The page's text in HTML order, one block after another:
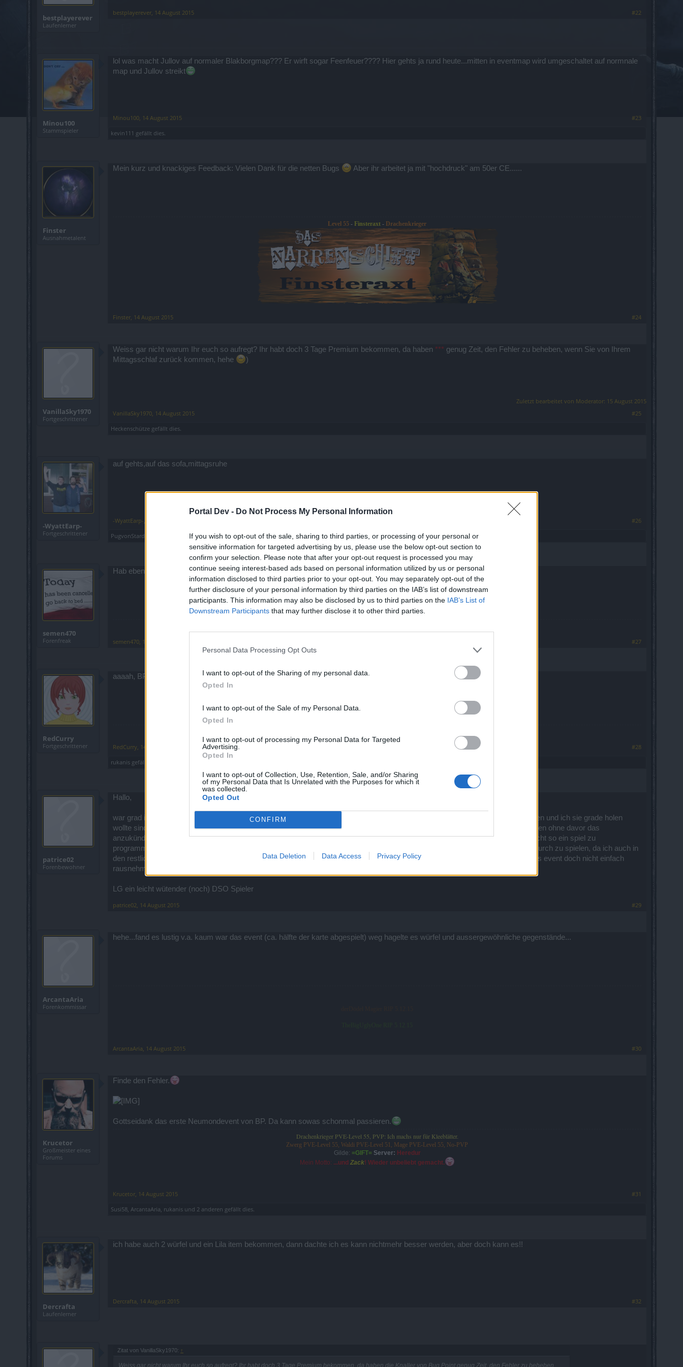
Portal Dev - Do Not Process My Personal Information
If you wish to opt-out of the sale, sharing to third parties, or processing of your personal or
sensitive information for targeted advertising by us, please use the below opt-out section to
confirm your selection. Please note that after your opt-out request is processed you may
continue seeing interest-based ads based on personal information utilized by us or personal
information disclosed to third parties prior to your opt-out. You may separately opt-out of the
further disclosure of your personal information by third parties on the IAB’s list of downstream
participants. This information may also be disclosed by us to third parties on the IAB’s List of
Downstream Participants that may further disclose it to other third parties.
Personal Data Processing Opt Outs
I want to opt-out of the Sharing of my personal data.
Opted In
I want to opt-out of the Sale of my Personal Data.
Opted In
I want to opt-out of processing my Personal Data for Targeted
Advertising.
Opted In
I want to opt-out of Collection, Use, Retention, Sale, and/or Sharing
of my Personal Data that Is Unrelated with the Purposes for which it
was collected.
Opted Out
CONFIRM
Data Deletion Data Access Privacy Policy
bestplayerever
Laufenlerner
bestplayerever, 14 August 2015 #22
Minou100
Stammspieler
lol was macht Jullov auf normaler Blakborgmap??? Er wirft sogar Feenfeuer???? Hier gehts ja rund heute...mitten in eventmap wird umgeschaltet auf normnale
map und Jullov streikt
Minou100, 14 August 2015
#23
kevin111 gefällt dies.
Finster
Ausnahmetalent
Mein kurz und knackiges Feedback: Vielen Dank für die netten Bugs Aber ihr arbeitet ja mit "hochdruck" am 50er CE......
Level 55 - Finsteraxt - Drachenkrieger
Finster, 14 August 2015 #24
VanillaSky1970
Fortgeschrittener
Weiss gar nicht warum Ihr euch so aufregt? Ihr habt doch 3 Tage Premium bekommen, da haben *** genug Zeit, den Fehler zu beheben, wenn Sie von Ihrem
Mittagsschlaf zurück kommen, hehe
)
Zuletzt bearbeitet von Moderator: 15 August 2015
VanillaSky1970, 14 August 2015
#25
Heckenschütze gefällt dies.
-WyattEarp-
Fortgeschrittener
auf gehts,auf das sofa,mittagsruhe
-WyattEarp-,
#26
PugvonStardock
semen470
Forenfreak
Hab ebenso die Anzeige, dass ich bereits 256/1600 habe aber dafür gibts n smiley von mir
semen470, 14 August 2015 #27
RedCurry
Fortgeschrittener
aaaah, BP macht sicher ab Freitag Mittag schon Wochenende, oder? Mal sehen, wann das gefixt ist
RedCurry, 14 August 2015
#28
rukanis gefällt dies.
patrice02
Forenbewohner
Hallo,
war grad im Neumond event drinne sprich in Blagbork und habe meine 2. Runde gedreht, als wir beim 2. Run bei Karabossa waren und ich sie grade holen
wollte sind die Mobs verschwunden, die alten wieder darein gekommen und ich meine sowas kann man doch nicht einfach machen ohne davor das
anzukündigen?!Das ist ne Frechheit und ich vordere eine Entschädigung dafür ein.Ist mir bewusst, dass sowas viel Aufwand macht so ein spiel zu
programmieren usw. aber ich als finanzieller unterstützer, der Gestern noch 100 Euro gepayt hat nur um das Event jetzt schnell durch zu spielen, da ich auch in
den restlichen Tagen nicht grad viel Zeit habe finde das unter aller Sau und fordere eine Entschädigung für so etwas.Man kann das event doch nicht einfach
rausnehmen?!
LG ein leicht wütender (noch) DSO Spieler
patrice02, 14 August 2015 #29
ArcantaAria
Forenkommissar
hehe...fand es lustig v.a. kaum war das event (ca. hälfte der karte abgespielt) weg hagelte es würfel und aussergewöhnliche gegenstände...
ArcantaAria, 14 August 2015 #30
Krucetor
Großmeister eines
Forums
Finde den Fehler.
Gottseidank das erste Neumondevent von BP. Da kann sowas schonmal passieren.
Drachenkrieger PVE-Level 55, PVP: Ich machs nur für Kleeblätter.
Zwerg PVE-Level 55, Waldi PVE-Level 51, Mage PVE-Level 55, No-PVP
Gilde: =GIFT=Server: Heredur
Mein Motto: ...und Zack! Wieder unbeliebt gemacht.
Krucetor, 14 August 2015
#31
Susi58, ArcantaAria, rukanis und 2 anderen gefällt dies.
Dercrafta
Laufenlerner
ich habe auch 2 würfel und ein Lila item bekommen, dann dachte ich es kann nichtmehr besser werden, aber doch kann es!!
Dercrafta, 14 August 2015 #32
Zitat von VanillaSky1970: ↑
Weiss gar nicht warum Ihr euch so aufregt? Ihr habt doch 3 Tage Premium bekommen, da haben die Knaller von Bug Point genug Zeit, den Fehler zu beheben,